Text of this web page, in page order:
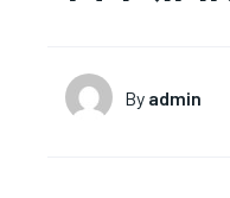
By admin